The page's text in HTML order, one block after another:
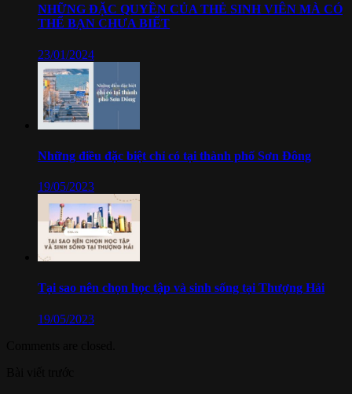
NHỮNG ĐẶC QUYỀN CỦA THẺ SINH VIÊN MÀ CÓ
THỂ BẠN CHƯA BIẾT
23/01/2024
Những điều đặc biệt chỉ có tại thành phố Sơn Đông
19/05/2023
Tại sao nên chọn học tập và sinh sống tại Thượng Hải
19/05/2023